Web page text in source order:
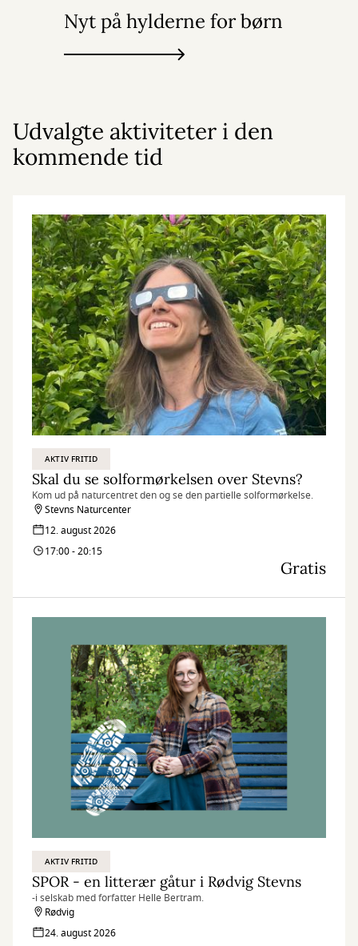
Nyt på hylderne for børn
Udvalgte aktiviteter i den
kommende tid
AKTIV FRITID
Skal du se solformørkelsen over Stevns?
Kom ud på naturcentret den og se den partielle solformørkelse.
Stevns Naturcenter
12. august 2026
17:00 - 20:15
Gratis
AKTIV FRITID
SPOR - en litterær gåtur i Rødvig Stevns
-i selskab med forfatter Helle Bertram.
Rødvig
24. august 2026